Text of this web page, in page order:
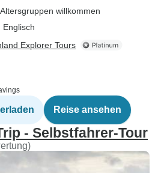
willkommen
Englisch
Explorer Tours
Reise ansehen
- Selbstfahrer-Tour